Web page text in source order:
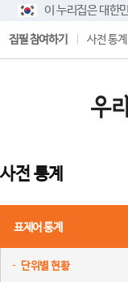
이 누리집은 대한
집필 참여하기 사전 통계
사전 통계
표제어 통계
단위별 현황